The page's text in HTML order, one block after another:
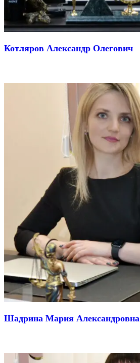
Котляров Александр Олегович
Шадрина Мария Александровна